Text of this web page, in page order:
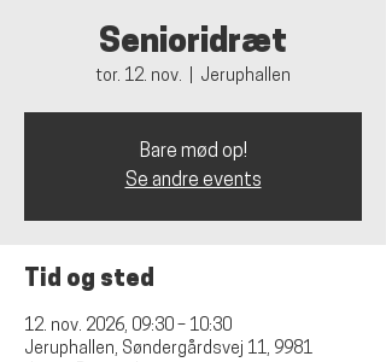
Senioridræt
tor. 12. nov. Jeruphallen
Bare mød op!
Se andre events
Tid og sted
12. nov. 2026, 09:30 – 10:30
Jeruphallen, Søndergårdsvej 11, 9981